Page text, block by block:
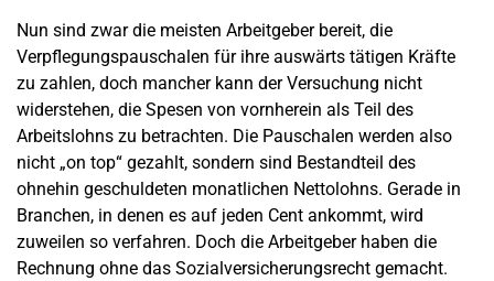
Nun sind zwar die meisten Arbeitgeber bereit, die
Verpflegungspauschalen für ihre auswärts tätigen Kräfte
zu zahlen, doch mancher kann der Versuchung nicht
widerstehen, die Spesen von vornherein als Teil des
Arbeitslohns zu betrachten. Die Pauschalen werden also
nicht „on top“ gezahlt, sondern sind Bestandteil des
ohnehin geschuldeten monatlichen Nettolohns. Gerade in
Branchen, in denen es auf jeden Cent ankommt, wird
zuweilen so verfahren. Doch die Arbeitgeber haben die
Rechnung ohne das Sozialversicherungsrecht gemacht.